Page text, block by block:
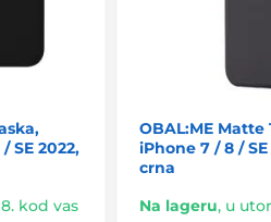
SE 2022,
8. kod vas
OBAL:ME Matte
iPhone 7 / 8 /
crna
Na lageru, u